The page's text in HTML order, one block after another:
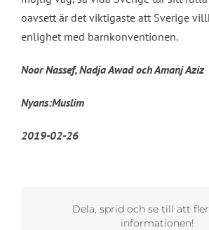
oavsett är det viktigaste att Sverige
enlighet med barnkonventionen.
Noor Nassef, Nadja Awad och Amanj Aziz
Nyans:Muslim
2019-02-26
Dela, sprid och se till att
informationen!